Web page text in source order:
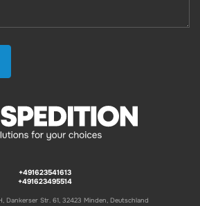
+491623541613
+491623495514
Dankerser Str. 61, 32423 Minden, Deutschland